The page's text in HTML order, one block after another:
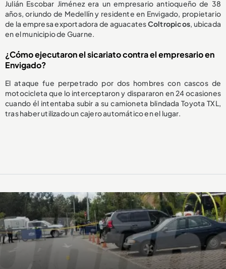
Julián Escobar Jiménez era un empresario antioqueño de 38
años, oriundo de Medellín y residente en Envigado, propietario
de la empresa exportadora de aguacatesColtropicos, ubicada
en el municipio de Guarne.
¿Cómo ejecutaron el sicariato contra el empresario en
Envigado?
El ataque fue perpetrado por dos hombres con cascos de
motocicleta que lo interceptaron y dispararon en 24 ocasiones
cuando él intentaba subir a su camioneta blindada Toyota TXL,
tras haber utilizado un cajero automático en el lugar.